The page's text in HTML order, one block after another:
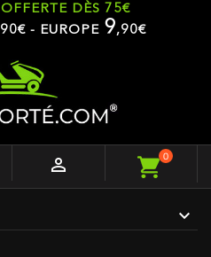
DÈS 75€
90€ - EUROPE 9,90€
 0